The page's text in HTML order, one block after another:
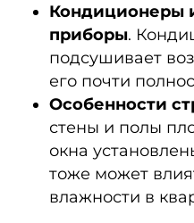
Кондиционеры
приборы.
подсушивает
его почти
Особенности
стены и полы
окна
тоже может
влажности в